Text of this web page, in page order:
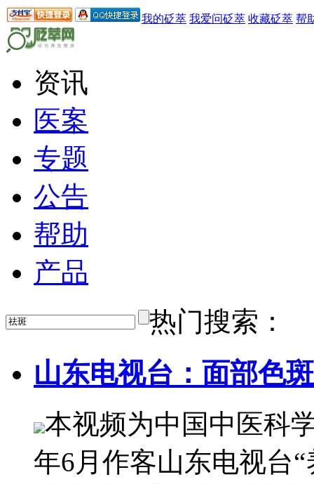
我的砭萃 我爱问砭萃 收藏砭萃 帮
资讯
医案
专题
公告
帮助
产品
热门搜索：
山东电视台：面部色
本视频为中国中医科
年6月作客山东电视台